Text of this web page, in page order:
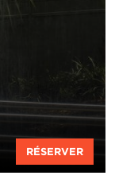
RÉSERVER